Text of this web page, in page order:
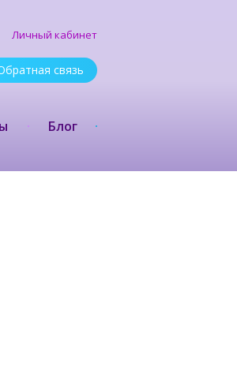
Личный кабинет
связь
Блог